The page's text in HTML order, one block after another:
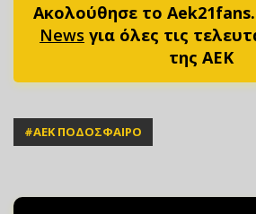
Ακολούθησε το
News για όλες τις
της ΑΕΚ
#ΑΕΚ ΠΟΔΟΣΦΑΙΡΟ